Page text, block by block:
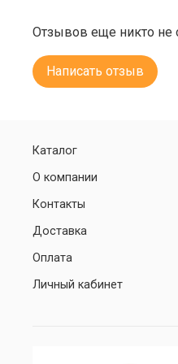
Отзывов еще никто не
Написать отзыв
Каталог
О компании
Контакты
Доставка
Оплата
Личный кабинет